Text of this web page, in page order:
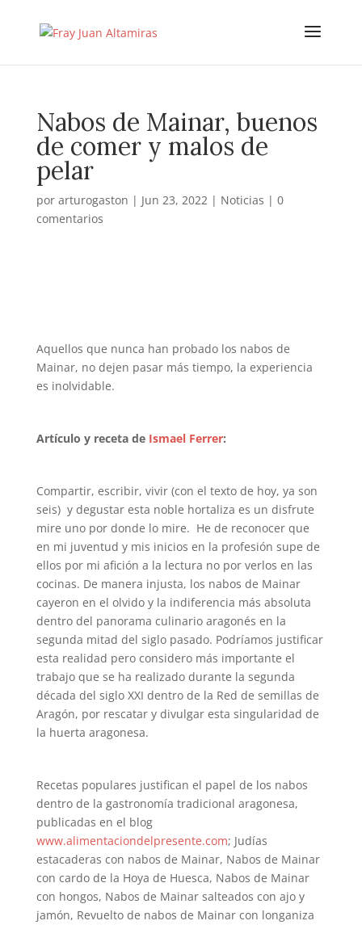
Nabos de Mainar, buenos
de comer y malos de
pelar
por arturogaston | Jun 23, 2022| Noticias | 0
comentarios
Aquellos que nunca han probado los nabos de
Mainar, no dejen pasar más tiempo, la experiencia
es inolvidable.
Artículo y receta de Ismael Ferrer:
Compartir, escribir, vivir (con el texto de hoy, ya son
seis) y degustar esta noble hortaliza es un disfrute
mire uno por donde lo mire. He de reconocer que
en mi juventud y mis inicios en la profesión supe de
ellos por mi afición a la lectura no por verlos en las
cocinas. De manera injusta, los nabos de Mainar
cayeron en el olvido y la indiferencia más absoluta
dentro del panorama culinario aragonés en la
segunda mitad del siglo pasado. Podríamos justificar
esta realidad pero considero más importante el
trabajo que se ha realizado durante la segunda
década del siglo XXI dentro de la Red de semillas de
Aragón, por rescatar y divulgar esta singularidad de
la huerta aragonesa.
Recetas populares justifican el papel de los nabos
dentro de la gastronomía tradicional aragonesa,
publicadas en el blog
www.alimentaciondelpresente.com; Judías
estacaderas con nabos de Mainar, Nabos de Mainar
con cardo de la Hoya de Huesca, Nabos de Mainar
con hongos, Nabos de Mainar salteados con ajo y
jamón, Revuelto de nabos de Mainar con longaniza